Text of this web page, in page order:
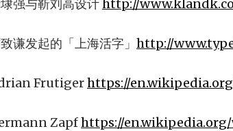
强与靳刘高设计http://
谦发起的「上海活字」 http://
Frutigerhttps://
Zapfhttps://